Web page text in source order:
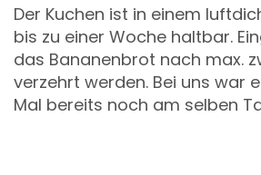
Der Kuchen ist in einem
bis zu einer Woche haltbar.
das Bananenbrot nach max.
verzehrt werden. Bei uns war
Mal bereits noch am selben